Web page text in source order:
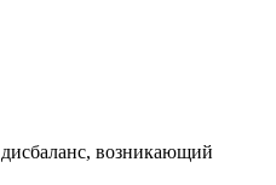
возникающий